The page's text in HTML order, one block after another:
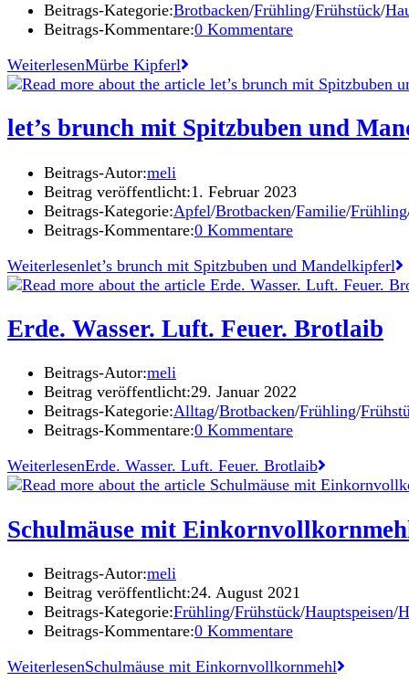
Beitrags-Kategorie:Brotbacken/Frühling/Frühstück/
Beitrags-Kommentare:0 Kommentare
WeiterlesenMürbe Kipferl
let’s brunch mit Spitzbuben und
Beitrags-Autor:meli
Beitrag veröffentlicht:1. Februar 2023
Beitrags-Kategorie:Apfel/Brotbacken/Familie/Frühling
Beitrags-Kommentare:0 Kommentare
Weiterlesenlet’s brunch mit Spitzbuben und Mandelkipferl
Erde. Wasser. Luft. Feuer. Brotlaib
Beitrags-Autor:meli
Beitrag veröffentlicht:29. Januar 2022
Beitrags-Kategorie:Alltag/Brotbacken/Frühling/
Beitrags-Kommentare:0 Kommentare
WeiterlesenErde. Wasser. Luft. Feuer. Brotlaib
Schulmäuse mit
Beitrags-Autor:meli
Beitrag veröffentlicht:24. August 2021
Beitrags-Kategorie:Frühling/Frühstück/Hauptspeisen/
Beitrags-Kommentare:0 Kommentare
WeiterlesenSchulmäuse mit Einkornvollkornmehl